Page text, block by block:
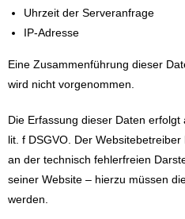
Uhrzeit der Serveranfrage
IP-Adresse
Eine Zusammenführung dieser
wird nicht vorgenommen.
Die Erfassung dieser Daten erfolgt
lit. f DSGVO. Der
an der technisch fehlerfreien
seiner Website – hierzu müssen
werden.